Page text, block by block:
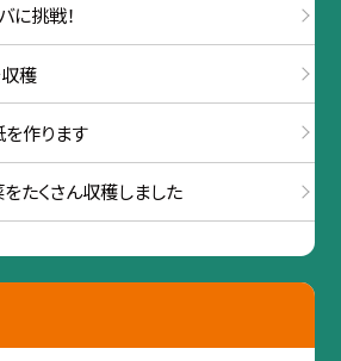
に挑戦！
穫
作ります
たくさん収穫しました